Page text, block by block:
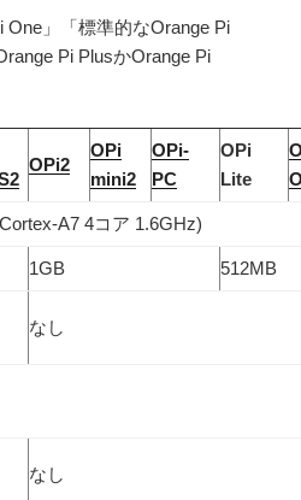
One」「標準的なOrange Pi
Pi PlusかOrange Pi
OPi2
OPi
mini2
OPi-
PC
OPi
Lite
A7 4コア 1.6GHz)
1GB 512MB
なし
なし